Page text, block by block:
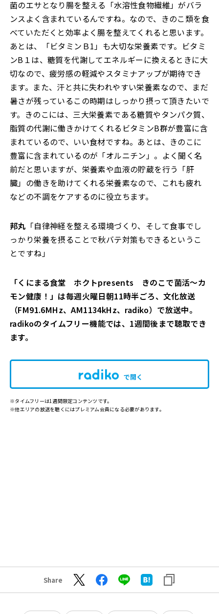
菌のエサとなり腸を整える「水溶性食物繊維」がバラ
ンスよく含まれているんですね。なので、きのこ類を食
べていただくと効率よく腸を整えてくれると思います。
あとは、「ビタミンＢ1」も大切な栄養素です。ビタミ
ンB１は、糖質を代謝してエネルギーに換えるときに大
切なので、疲労感の軽減やスタミナアップが期待でき
ます。また、汗と共に失われやすい栄養素なので、まだ
暑さが残っているこの時期はしっかり摂って頂きたいで
す。きのこには、三大栄養素である糖質やタンパク質、
脂質の代謝に働きかけてくれるビタミンB群が豊富に含
まれているので、いい食材ですね。あとは、きのこに
豊富に含まれているのが「オルニチン」。よく聞く名
前だと思いますが、栄養素や血液の貯蔵を行う「肝
臓」の働きを助けてくれる栄養素なので、これも疲れ
などの不調をケアするのに役立ちます。
邦丸 「自律神経を整える環境づくり、そして食事でし
っかり栄養を摂ることで秋バテ対策もできるというこ
とですね」
「くにまる食堂 ホクトpresents きのこで菌活～カ
モン健康！」は毎週火曜日朝11時半ごろ、文化放送
（FM91.6MHz、AM1134kHz、radiko）で放送中。
radikoのタイムフリー機能では、1週間後まで聴取でき
ます。
で開く
※タイムフリーは1週間限定コンテンツです。
※他エリアの放送を聴くにはプレミアム会員になる必要があります。
Share